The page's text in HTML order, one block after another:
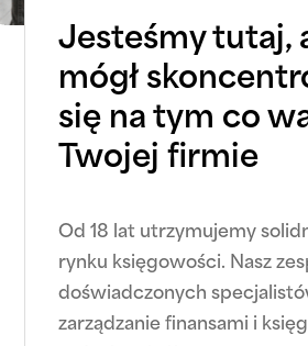
Jesteśmy tutaj,
mógł
się na tym co
Twojej firmie
Od 18 lat utrzymujemy
rynku księgowości. Nasz
doświadczonych
zarządzanie finansami i